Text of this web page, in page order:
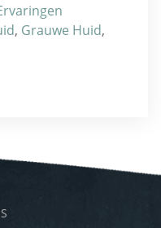
, Grauwe Huid,